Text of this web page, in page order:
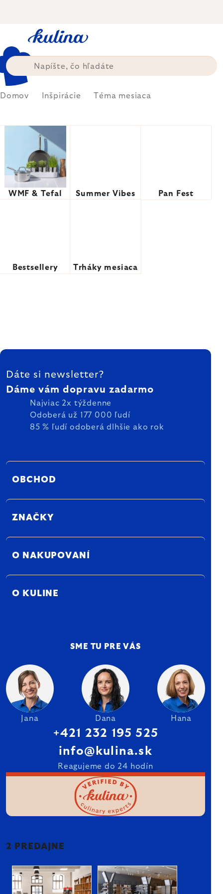
Domov Inšpirácie Téma mesiaca
WMF & Tefal Summer Vibes Pan Fest
Bestsellery Trháky mesiaca
ZÁPÄTIE
Dáte si newsletter?
Dáme vám dopravu zadarmo
Najviac 2x týždenne
Odoberá už 177 000 ľudí
85 % ľudí odoberá dlhšie ako rok
OBCHOD
ZNAČKY
O NAKUPOVANÍ
O KULINE
SME TU PRE VÁS
Jana Dana Hana
+421 232 195 525
info@kulina.sk
Reagujeme do 24 hodín
2 PREDAJNE